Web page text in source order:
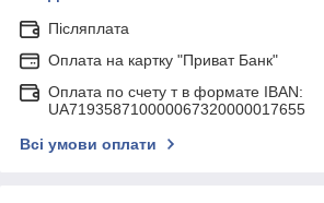
Післяплата
Оплата на картку "Приват Банк"
Оплата по счету т в формате IBAN:
UA719358710000067320000017655
Всі умови оплати